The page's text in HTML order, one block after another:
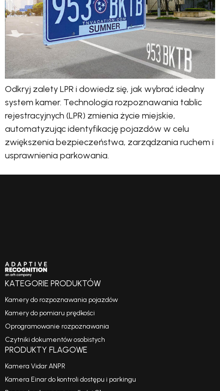
Odkryj zalety LPR i dowiedz się, jak wybrać idealny
system kamer. Technologia rozpoznawania tablic
rejestracyjnych (LPR) zmienia życie miejskie,
automatyzując identyfikację pojazdów w celu
zwiększenia bezpieczeństwa, zarządzania ruchem i
usprawnienia parkowania.
KATEGORIE PRODUKTÓW
Kamery do rozpoznawania pojazdów
Kamery do pomiaru prędkości
Oprogramowanie rozpoznawania
Czytniki dokumentów osobistych
PRODUKTY FLAGOWE
Kamera Vidar ANPR
Kamera Einar do kontroli dostępu i parkingu